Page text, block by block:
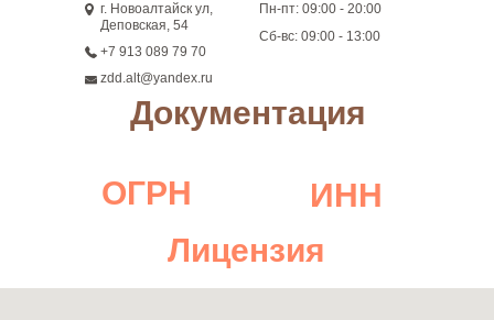
Пн-пт: 09:00 - 20:00
Сб-вс: 09:00 - 13:00
zdd.alt@yandex.ru
+7 913 089 79 70
г. Новоалтайск ул,
Деповская, 54
ИНН
ОГРН
Лицензия
Документация